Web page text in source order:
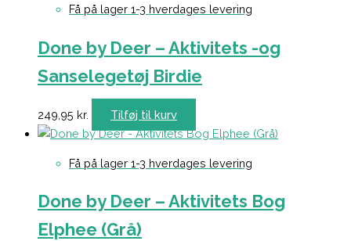
Få på lager 1-3 hverdages levering
Done by Deer – Aktivitets -og
Sanselegetøj Birdie
249,95 kr. Tilføj til kurv
Få på lager 1-3 hverdages levering
Done by Deer – Aktivitets Bog
Elphee (Grå)